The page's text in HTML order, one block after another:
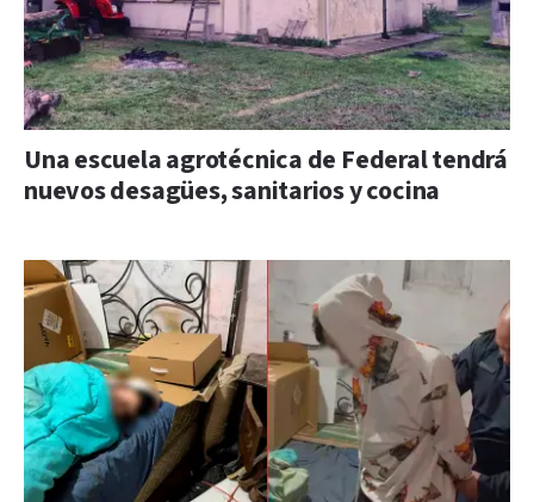
Una escuela agrotécnica de Federal tendrá
nuevos desagües, sanitarios y cocina